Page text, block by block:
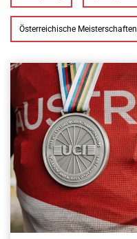
Österreichische Meisterschaften